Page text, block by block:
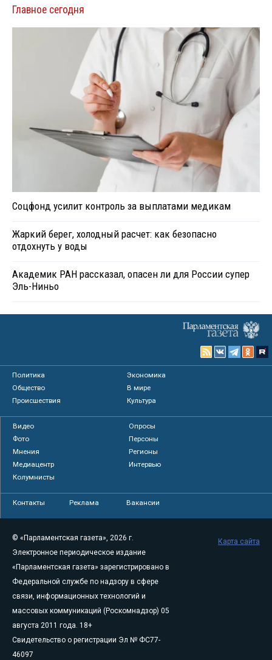
Главное сегодня
Соцфонд усилит контроль за выплатами медикам
Жаркий берег, холодный расчет: как безопасно
отдохнуть у воды
Академик РАН рассказал, опасен ли для России супер
Эль-Ниньо
Политика
Экономика
Общество
В мире
Происшествия
Культура
Видео
Опросы
Фото
Персоны
Мнения
Регионы
Медиацентр
Интервью
Колумнисты
Контакты Реклама Вакансии
© «Парламентская газета», 2026 г.
Электронное периодическое издание
«Парламентская газета» зарегистрировано в
Федеральной службе по надзору в сфере
связи, информационных технологий и
массовых коммуникаций (Роскомнадзор) 05
августа 2011 года. 18+
Свидетельство о регистрации Эл № ФС77-
46097
Карта сайта